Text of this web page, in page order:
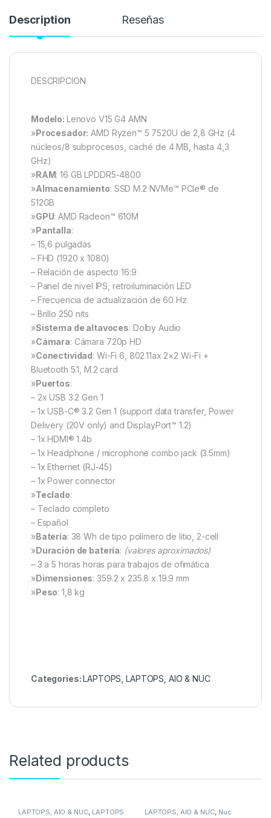
Description Reseñas
DESCRIPCION
Modelo: Lenovo V15 G4 AMN
»Procesador: AMD Ryzen™ 5 7520U de 2,8 GHz (4
núcleos/8 subprocesos, caché de 4 MB, hasta 4,3
GHz)
»RAM: 16 GB LPDDR5-4800
»Almacenamiento: SSD M.2 NVMe™ PCIe® de
512GB
»GPU: AMD Radeon™ 610M
»Pantalla:
– 15,6 pulgadas
– FHD (1920 x 1080)
– Relación de aspecto 16:9
– Panel de nivel IPS, retroiluminación LED
– Frecuencia de actualización de 60 Hz
– Brillo 250 nits
»Sistema de altavoces: Dolby Audio
»Cámara: Cámara 720p HD
»Conectividad: Wi-Fi 6, 802.11ax 2×2 Wi-Fi +
Bluetooth 5.1, M.2 card
»Puertos:
– 2x USB 3.2 Gen 1
– 1x USB-C® 3.2 Gen 1 (support data transfer, Power
Delivery (20V only) and DisplayPort™ 1.2)
– 1x HDMI® 1.4b
– 1x Headphone / microphone combo jack (3.5mm)
– 1x Ethernet (RJ-45)
– 1x Power connector
»Teclado:
– Teclado completo
– Español
»Batería: 38 Wh de tipo polímero de litio, 2-cell
»Duración de batería: (valores aproximados)
– 3 a 5 horas horas para trabajos de ofimática
»Dimensiones: 359.2 x 235.8 x 19.9 mm
»Peso: 1,8 kg
Categories:LAPTOPS ,LAPTOPS, AIO & NUC
Related products
LAPTOPS, AIO & NUC, LAPTOPS LAPTOPS, AIO & NUC, Nuc